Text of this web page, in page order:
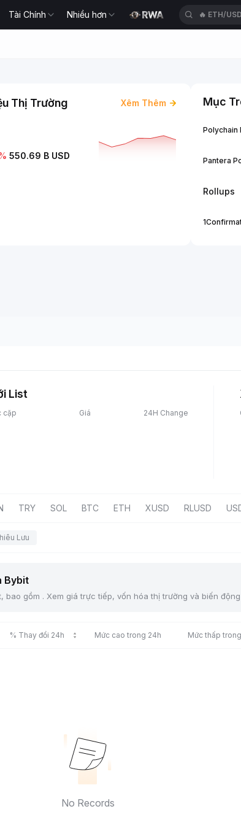
Tài Chính Nhiều hơn 🔥 ETH/
Thị Trường Xêm Thêm
550.69 B USD
Mục
Polychain
Pantera
Rollups
List
cặp Giá 24H Change
TRY SOL BTC ETH XUSD RLUSD
Lưu
Bybit
gồm . Xem giá trực tiếp, vốn hóa thị trường và biến
% Thay đổi 24h Mức cao trong 24h Mức thấp
No Records